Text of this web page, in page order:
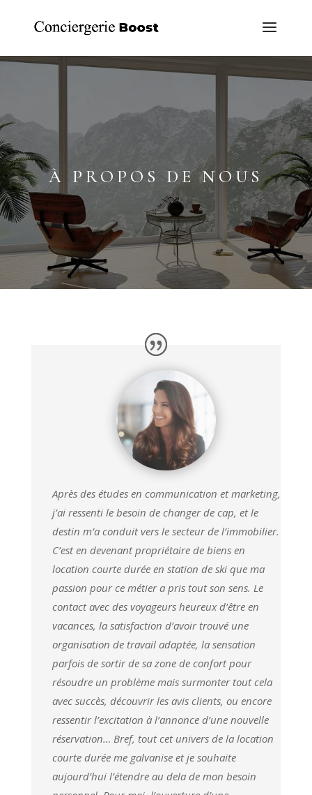
À PROPOS DE NOUS
Après des études en communication et marketing,
j’ai ressenti le besoin de changer de cap, et le
destin m’a conduit vers le secteur de l’immobilier.
C’est en devenant propriétaire de biens en
location courte durée en station de ski que ma
passion pour ce métier a pris tout son sens. Le
contact avec des voyageurs heureux d’être en
vacances, la satisfaction d’avoir trouvé une
organisation de travail adaptée, la sensation
parfois de sortir de sa zone de confort pour
résoudre un problème mais surmonter tout cela
avec succès, découvrir les avis clients, ou encore
ressentir l’excitation à l’annonce d’une nouvelle
réservation… Bref, tout cet univers de la location
courte durée me galvanise et je souhaite
aujourd’hui l’étendre au dela de mon besoin